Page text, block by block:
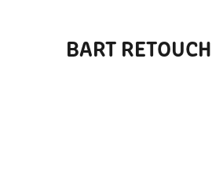
BART RETOUCH